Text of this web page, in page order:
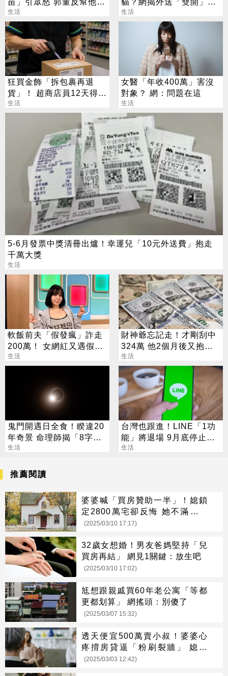
書
生活
黑招數
生活
狂買金飾「拆包裹再退
貨」！ 超商店員12天得手
39萬 下場出爐
生活
女醫「年收400萬」害沒
對象？ 網：問題在這
生活
5-6月發票中獎清冊出爐！幸運兒「10元外送費」抱走
千萬大獎
生活
軟飯前夫「假發瘋」詐走
200萬！ 女網紅又遇假富
豪 養套殺噴2千萬
生活
財神爺忘記走！才剛刮中
324萬 他2個月後又抱回
3243萬
生活
鬼門開遇日全食！睽違20
年奇景 命理師揭「8字」
叮囑
生活
台灣也跟進！LINE「1功
能」將退場 9月底停止服
務
生活
推薦閱讀
婆婆喊「買房贊助一半」！媳鎖
定2800萬宅卻反悔 她不滿反挨
轟
(2025/03/10 17:17)
32歲女想婚！男友爸媽堅持「兒
買房再結」 網見1關鍵：放生吧
(2025/03/10 17:02)
尪想跟親戚買60年老公寓「等都
更都划算」 網搖頭：別傻了
(2025/03/07 15:32)
透天便宜500萬賣小叔！婆婆心
疼揹房貸逼「粉刷裂牆」 媳怒
了：走法院
(2025/03/03 12:42)